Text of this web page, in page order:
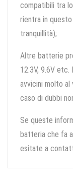
compatibili tra
rientra in
tranquillità);
Altre batterie
12.3V, 9.6V
avvicini molto
caso di dubbi
Se queste
batteria che fa
esitate a